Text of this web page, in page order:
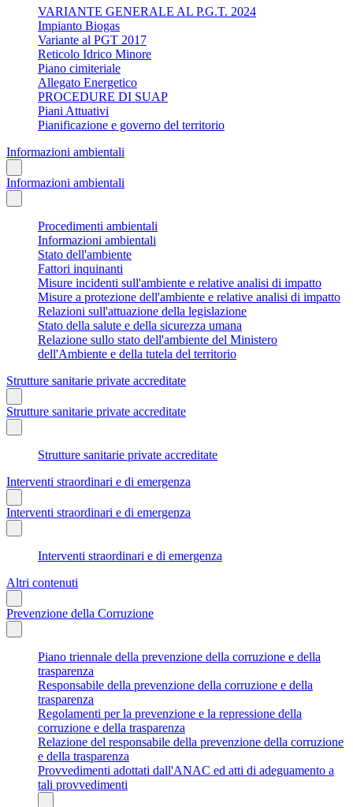
VARIANTE GENERALE AL P.G.T. 2024
Impianto Biogas
Variante al PGT 2017
Reticolo Idrico Minore
Piano cimiteriale
Allegato Energetico
PROCEDURE DI SUAP
Piani Attuativi
Pianificazione e governo del territorio
Informazioni ambientali
Informazioni ambientali
Procedimenti ambientali
Informazioni ambientali
Stato dell'ambiente
Fattori inquinanti
Misure incidenti sull'ambiente e relative analisi di impatto
Misure a protezione dell'ambiente e relative analisi di impatto
Relazioni sull'attuazione della legislazione
Stato della salute e della sicurezza umana
Relazione sullo stato dell'ambiente del Ministero
dell'Ambiente e della tutela del territorio
Strutture sanitarie private accreditate
Strutture sanitarie private accreditate
Strutture sanitarie private accreditate
Interventi straordinari e di emergenza
Interventi straordinari e di emergenza
Interventi straordinari e di emergenza
Altri contenuti
Prevenzione della Corruzione
Piano triennale della prevenzione della corruzione e della
trasparenza
Responsabile della prevenzione della corruzione e della
trasparenza
Regolamenti per la prevenzione e la repressione della
corruzione e della trasparenza
Relazione del responsabile della prevenzione della corruzione
e della trasparenza
Provvedimenti adottati dall'ANAC ed atti di adeguamento a
tali provvedimenti